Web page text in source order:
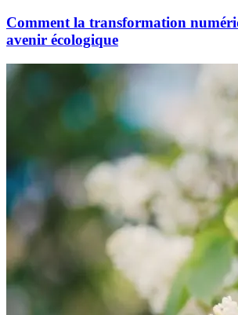
Comment la transformation
avenir écologique